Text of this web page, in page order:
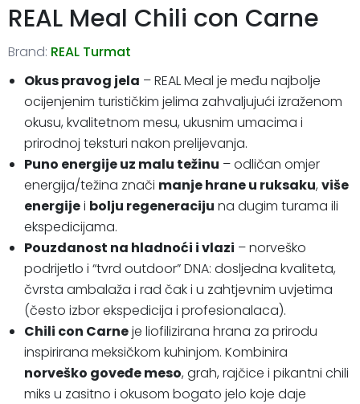
REAL Meal Chili con Carne
Brand: REAL Turmat
Okus pravog jela – REAL Meal je među najbolje
ocijenjenim turističkim jelima zahvaljujući izraženom
okusu, kvalitetnom mesu, ukusnim umacima i
prirodnoj teksturi nakon prelijevanja.
Puno energije uz malu težinu – odličan omjer
energija/težina znači manje hrane u ruksaku, više
energijei bolju regeneraciju na dugim turama ili
ekspedicijama.
Pouzdanost na hladnoći i vlazi – norveško
podrijetlo i “tvrd outdoor” DNA: dosljedna kvaliteta,
čvrsta ambalaža i rad čak i u zahtjevnim uvjetima
(često izbor ekspedicija i profesionalaca).
Chili con Carneje liofilizirana hrana za prirodu
inspirirana meksičkom kuhinjom. Kombinira
norveško goveđe meso, grah, rajčice i pikantni chili
miks u zasitno i okusom bogato jelo koje daje